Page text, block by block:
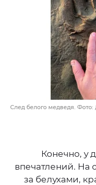
След белого медведя.
Конечно, у
впечатлений. На
за белухами,